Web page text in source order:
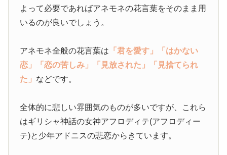
よって必要であればアネモネの花言葉をそのまま用
いるのが良いでしょう。
アネモネ全般の花言葉は 「君を愛す」
「はかない
恋」
「恋の苦しみ」 「見放された」
「見捨てられ
た」 などです。
全体的に悲しい雰囲気のものが多いですが、これら
はギリシャ神話の女神アフロディテ(アフロディー
テ)と少年アドニスの悲恋からきています。